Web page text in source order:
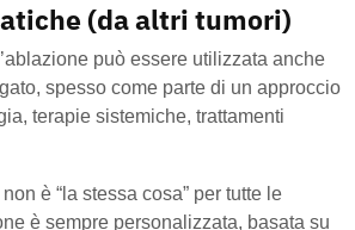
(da altri tumori)
può essere utilizzata anche
spesso come parte di un approccio
terapie sistemiche, trattamenti
non è “la stessa cosa” per tutte le
è sempre personalizzata, basata su